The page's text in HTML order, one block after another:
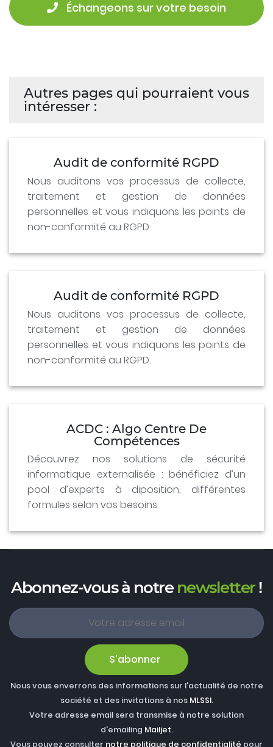
Échangeons sur votre besoin
Autres pages qui pourraient vous
intéresser :
Audit de conformité RGPD
Nous auditons vos processus de collecte,
traitement et gestion de données
personnelles et vous indiquons les points de
non-conformité au RGPD.
Audit de conformité RGPD
Nous auditons vos processus de collecte,
traitement et gestion de données
personnelles et vous indiquons les points de
non-conformité au RGPD.
ACDC : Algo Centre De
Compétences
Découvrez nos solutions de sécurité
informatique externalisée : bénéficiez d’un
pool d’experts à diposition, différentes
formules selon vos besoins.
Abonnez-vous à notrenewsletter!
S'abonner
Nous vous enverrons des informations sur l'actualité de notre
société et des invitations à nos MLSSI.
Votre adresse email sera transmise à notre solution
d'emailing Mailjet.
Vous pouvez consulter notre politique de confidentialité pour